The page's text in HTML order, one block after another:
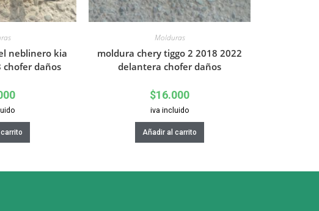
neblinero kia
chofer daños
Molduras
moldura chery tiggo 2 2018 2022
delantera chofer daños
$16.000
iva incluido
Añadir al carrito